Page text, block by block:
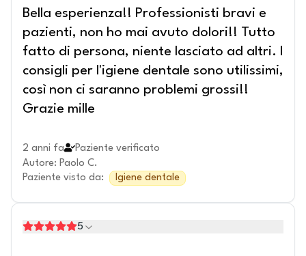
Bella esperienza!! Professionisti bravi e
pazienti, non ho mai avuto dolori!! Tutto
fatto di persona, niente lasciato ad altri. I
consigli per l'igiene dentale sono utilissimi,
così non ci saranno problemi grossi!!
Grazie mille
2 anni fa
Paziente verificato
Autore: Paolo C.
Paziente visto da: Igiene dentale
5